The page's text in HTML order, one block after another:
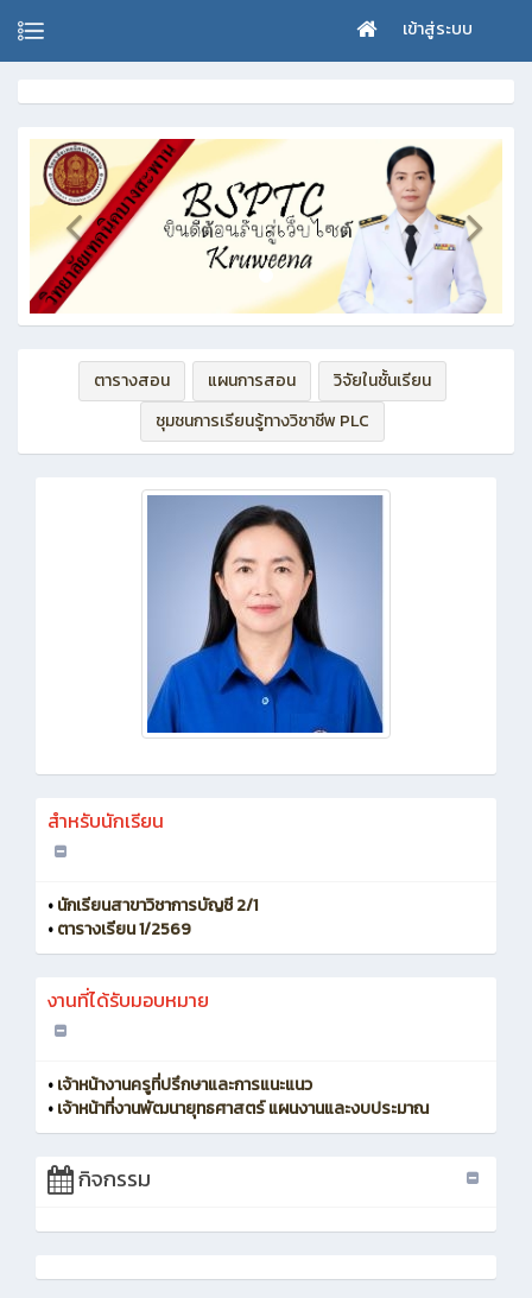
เข้าสู่ระบบ
ตารางสอน แผนการสอน
วิจัยในชั้นเรียน
ชุมชนการเรียนรู้ทางวิชาชีพ PLC
สำหรับนักเรียน
•นักเรียนสาขาวิชาการบัญชี 2/1
•ตารางเรียน 1/2569
งานที่ได้รับมอบหมาย
•เจ้าหน้างานครูที่ปรึกษาและการแนะแนว
•เจ้าหน้าที่งานพัฒนายุทธศาสตร์ แผนงานและงบประมาณ
กิจกรรม